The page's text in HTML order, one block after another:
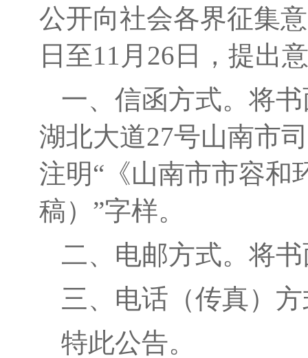
公开向社会各界征集
日至11月26日，提出
一、信函方式。将
湖北大道27号山南市
注明“《山南市市容和
稿）”字样。
二、电邮方式。将
三、电话（传真）
特此公告。